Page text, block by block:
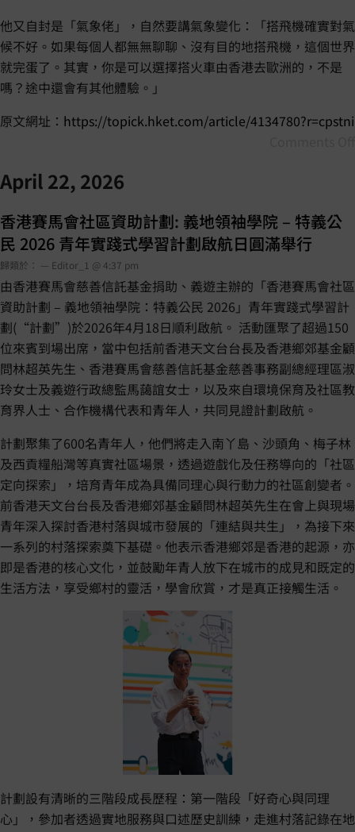
他又自封是「氣象佬」，自然要講氣象變化：「搭飛機確實對氣
候不好。如果每個人都無無聊聊、沒有目的地搭飛機，這個世界
就完蛋了。其實，你是可以選擇搭火車由香港去歐洲的，不是
嗎？途中還會有其他體驗。」
原文網址： https://topick.hket.com/article/4134780?r=cpstni
April 22, 2026
香港賽馬會社區資助計劃: 義地領袖學院 – 特義公
民 2026 青年實踐式學習計劃啟航日圓滿舉行
歸類於： — Editor_1 @ 4:37 pm
由香港賽馬會慈善信託基金捐助、義遊主辦的「香港賽馬會社區
資助計劃 – 義地領袖學院：特義公民 2026」青年實踐式學習計
劃(“計劃”)於2026年4月18日順利啟航。 活動匯聚了超過150
位來賓到場出席，當中包括前香港天文台台長及香港鄉郊基金顧
問林超英先生、香港賽馬會慈善信託基金慈善事務副總經理區淑
玲女士及義遊行政總監馬藹誼女士，以及來自環境保育及社區教
育界人士、合作機構代表和青年人，共同見證計劃啟航。
計劃聚集了600名青年人，他們將走入南丫島、沙頭角、梅子林
及西貢糧船灣等真實社區場景，透過遊戲化及任務導向的「社區
定向探索」，培育青年成為具備同理心與行動力的社區創變者。
前香港天文台台長及香港鄉郊基金顧問林超英先生在會上與現場
青年深入探討香港村落與城市發展的「連結與共生」，為接下來
一系列的村落探索奠下基礎。他表示香港鄉郊是香港的起源，亦
即是香港的核心文化，並鼓勵年青人放下在城市的成見和既定的
生活方法，享受鄉村的靈活，學會欣賞，才是真正接觸生活。
計劃設有清晰的三階段成長歷程：第一階段「好奇心與同理
心」，參加者透過實地服務與口述歷史訓練，走進村落記錄在地